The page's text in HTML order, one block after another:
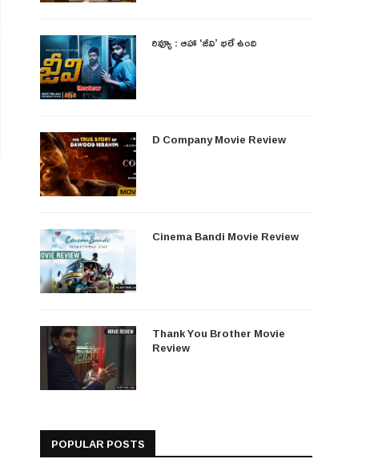
రివ్యూ : ఆహా ‘జీవి’ భలే ఉంది
D Company Movie Review
Cinema Bandi Movie Review
Thank You Brother Movie
Review
POPULAR POSTS